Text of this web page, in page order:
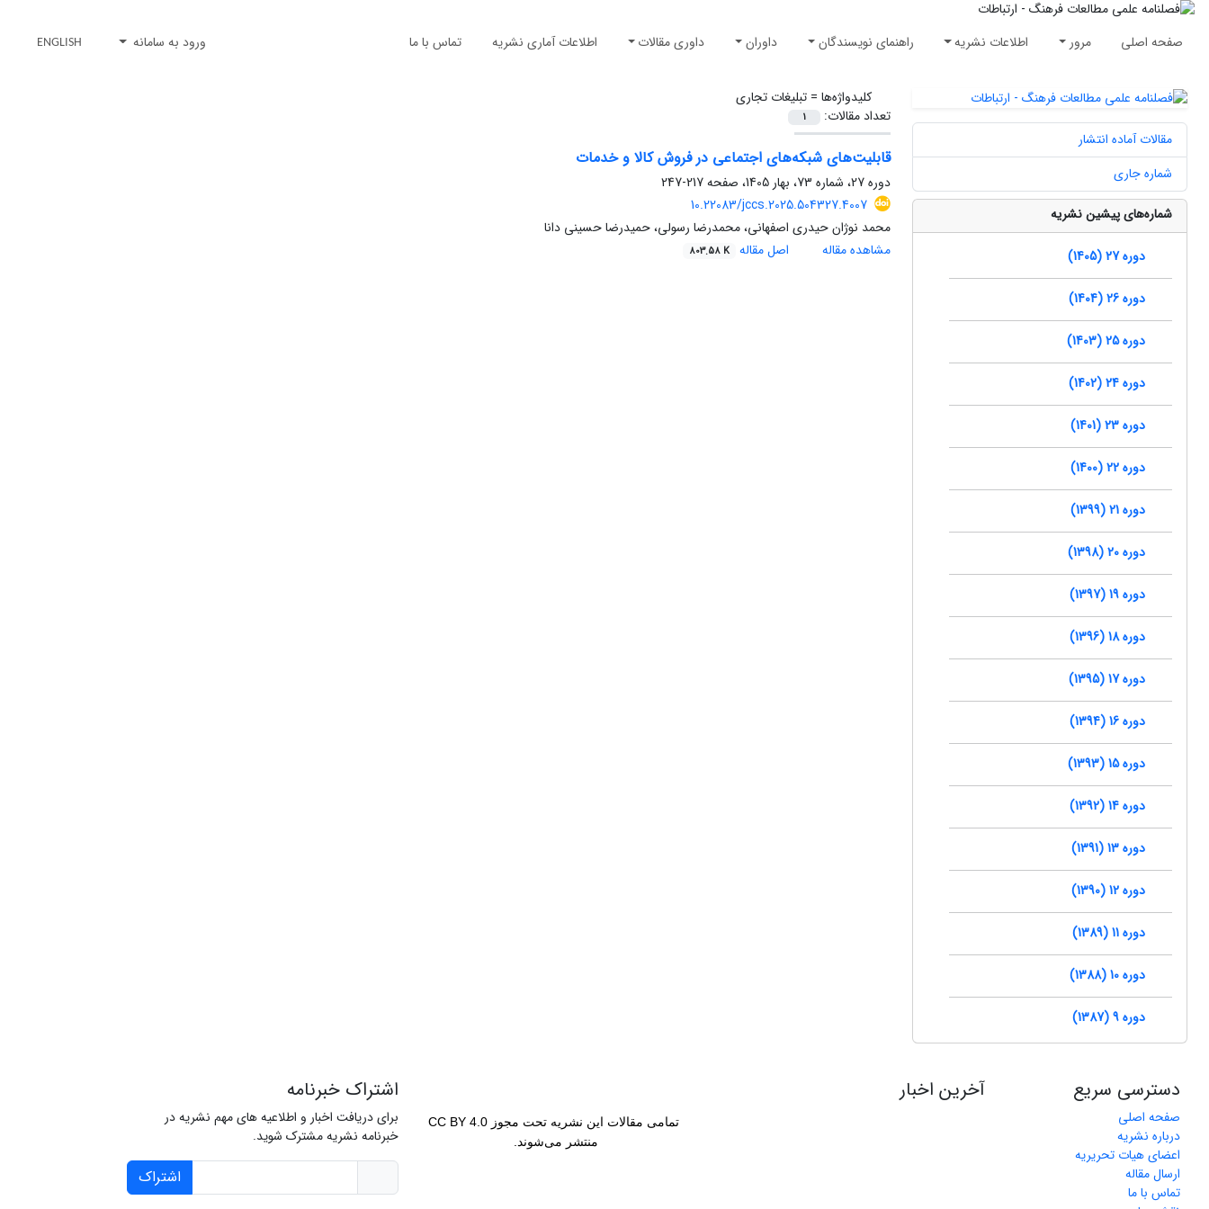
صفحه اصلی مرور اطلاعات نشریه راهنمای نویسندگان داوران داوری مقالات اطلاعات آماری نشریه تماس با ما ورود به سامانه ENGLISH
کلیدواژه‌ها =تبلیغات تجاری
تعداد مقالات:
1
قابلیت‌های شبکه‌های اجتماعی در فروش کالا و خدمات
دوره 27، شماره 73، بهار 1405، صفحه
217-247
10.22083/jccs.2025.504327.4007
محمد نوژان حیدری اصفهانی، محمدرضا رسولی، حمیدرضا حسینی دانا
مشاهده مقاله
اصل مقاله 803.58 K
مقالات آماده انتشار
شماره جاری
شماره‌های پیشین نشریه
دوره 27 (1405)
دوره 26 (1404)
دوره 25 (1403)
دوره 24 (1402)
دوره 23 (1401)
دوره 22 (1400)
دوره 21 (1399)
دوره 20 (1398)
دوره 19 (1397)
دوره 18 (1396)
دوره 17 (1395)
دوره 16 (1394)
دوره 15 (1393)
دوره 14 (1392)
دوره 13 (1391)
دوره 12 (1390)
دوره 11 (1389)
دوره 10 (1388)
دوره 9 (1387)
دسترسی سریع
صفحه اصلی
درباره نشریه
اعضای هیات تحریریه
ارسال مقاله
تماس با ما
آخرین اخبار
تمامی مقالات این نشریه تحت مجوز CC BY 4.0
منتشر می‌شوند.
اشتراک خبرنامه
برای دریافت اخبار و اطلاعیه های مهم نشریه در
خبرنامه نشریه مشترک شوید.
اشتراک